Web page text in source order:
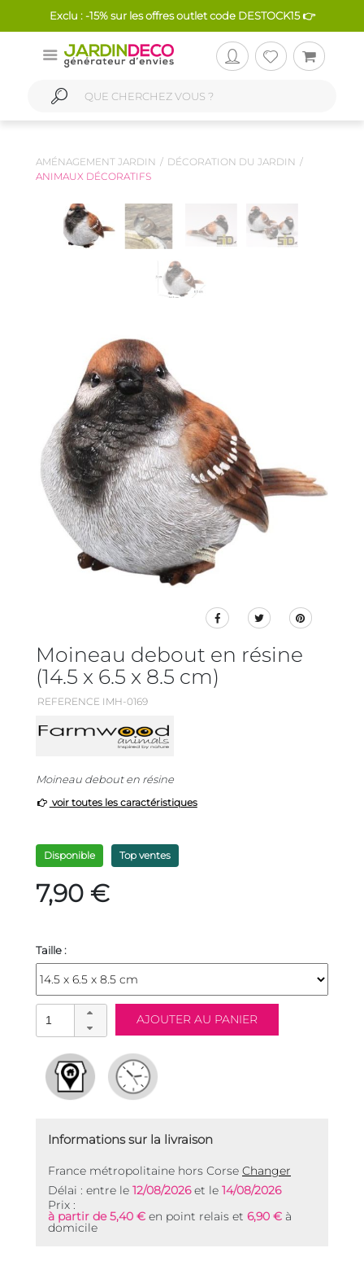
Exclu : -15% sur les offres outlet code DESTOCK15 👉
AMÉNAGEMENT JARDIN
DÉCORATION DU JARDIN
ANIMAUX DÉCORATIFS
Moineau debout en résine
(14.5 x 6.5 x 8.5 cm)
REFERENCE IMH-0169
Moineau debout en résine
voir toutes les caractéristiques
Disponible Top ventes
7,90 €
Taille :
Informations sur la livraison
France métropolitaine hors Corse Changer
Délai : entre le 12/08/2026et le 14/08/2026
Prix :
à partir de 5,40 € en point relais et 6,90 € à
domicile